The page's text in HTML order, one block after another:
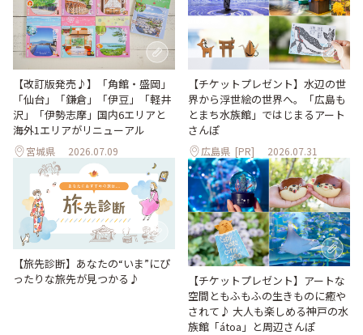
【改訂版発売♪】「角館・盛岡」
「仙台」「鎌倉」「伊豆」「軽井
沢」「伊勢志摩」国内6エリアと
海外1エリアがリニューアル
宮城県 2026.07.09
【チケットプレゼント】水辺の世
界から浮世絵の世界へ。「広島も
とまち水族館」ではじまるアート
さんぽ
広島県 [PR] 2026.07.31
【旅先診断】あなたの“いま”にぴ
ったりな旅先が見つかる♪
【チケットプレゼント】アートな
空間ともふもふの生きものに癒や
されて♪ 大人も楽しめる神戸の水
族館「átoa」と周辺さんぽ